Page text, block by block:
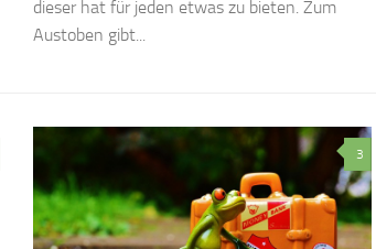
dieser hat für jeden etwas zu bieten. Zum
Austoben gibt...
3